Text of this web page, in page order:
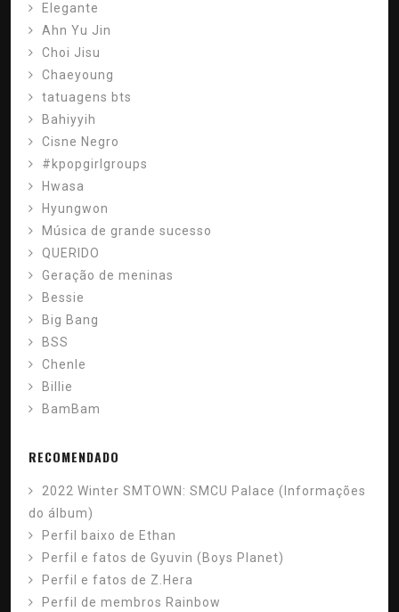
Elegante
Ahn Yu Jin
Choi Jisu
Chaeyoung
tatuagens bts
Bahiyyih
Cisne Negro
#kpopgirlgroups
Hwasa
Hyungwon
Música de grande sucesso
QUERIDO
Geração de meninas
Bessie
Big Bang
BSS
Chenle
Billie
BamBam
RECOMENDADO
2022 Winter SMTOWN: SMCU Palace (Informações
do álbum)
Perfil baixo de Ethan
Perfil e fatos de Gyuvin (Boys Planet)
Perfil e fatos de Z.Hera
Perfil de membros Rainbow